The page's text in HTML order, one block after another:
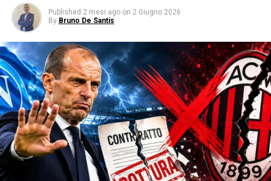
Published 2 mesi ago on 2 Giugno 2026
By Bruno De Santis